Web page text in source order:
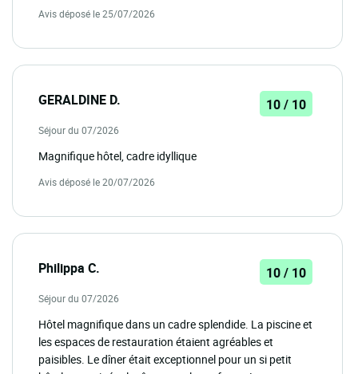
Avis déposé le 25/07/2026
GERALDINE D. 10 / 10
Séjour du 07/2026
Magnifique hôtel, cadre idyllique
Avis déposé le 20/07/2026
Philippa C. 10 / 10
Séjour du 07/2026
Hôtel magnifique dans un cadre splendide. La piscine et
les espaces de restauration étaient agréables et
paisibles. Le dîner était exceptionnel pour un si petit